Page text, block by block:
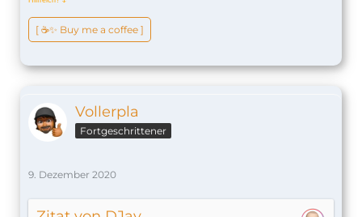
[ ☕️✨ Buy me a coffee ]
Vollerpla
Fortgeschrittener
9. Dezember 2020